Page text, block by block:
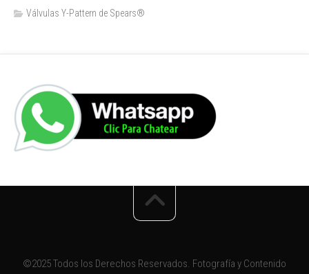
Válvulas Y-Pattern de Spears®️
©2025 Todos los Derechos Reservados. Fotografía y Contenido